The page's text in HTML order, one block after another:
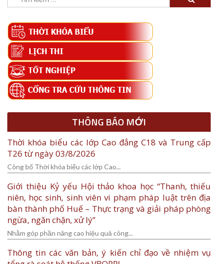
kiếm
THÔNG BÁO MỚI
Thời khóa biểu các lớp Cao đẳng C18 và Trung cấp
T26 từ ngày 03/8/2026
Công bố Thời khóa biểu các lớp Cao...
Giới thiệu Kỷ yếu Hội thảo khoa học “Thanh, thiếu
niên, học sinh, sinh viên vi phạm pháp luật trên địa
bàn thành phố Huế – Thực trạng và giải pháp phòng
ngừa, ngăn chặn, xử lý”
Nhằm góp phần nâng cao hiệu quả công...
Thông tin các văn bản, ý kiến chỉ đạo về nhiệm vụ